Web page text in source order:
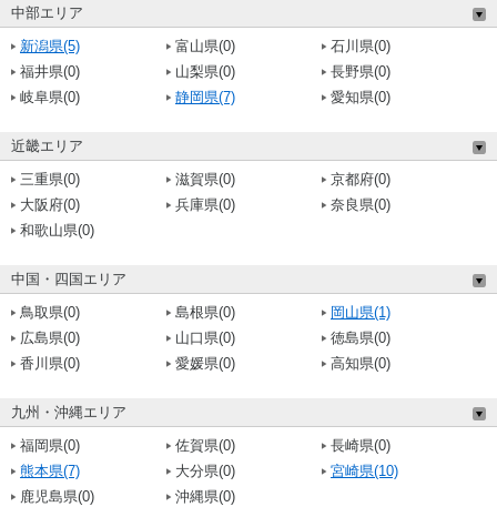
中部エリア
新潟県(5)
富山県(0)
石川県(0)
福井県(0)
山梨県(0)
長野県(0)
岐阜県(0)
静岡県(7) 愛知県(0)
近畿エリア
三重県(0)
滋賀県(0)
京都府(0)
大阪府(0)
兵庫県(0)
奈良県(0)
和歌山県(0)
中国・四国エリア
鳥取県(0)
島根県(0)
岡山県(1)
広島県(0)
山口県(0)
徳島県(0)
香川県(0)
愛媛県(0) 高知県(0)
九州・沖縄エリア
福岡県(0)
佐賀県(0)
長崎県(0)
熊本県(7)
大分県(0)
宮崎県(10)
鹿児島県(0)
沖縄県(0)